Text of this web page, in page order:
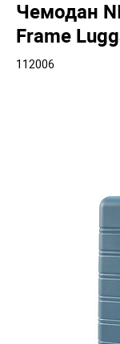
Чемодан
Frame
112006